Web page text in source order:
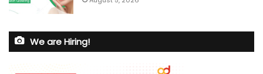
We are Hiring!